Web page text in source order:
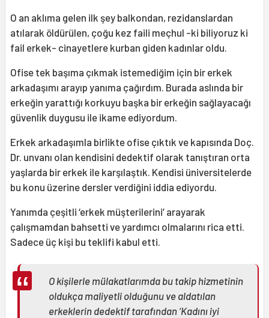
O an aklıma gelen ilk şey balkondan, rezidanslardan
atılarak öldürülen, çoğu kez faili meçhul -ki biliyoruz ki
fail erkek- cinayetlere kurban giden kadınlar oldu.
Ofise tek başıma çıkmak istemediğim için bir erkek
arkadaşımı arayıp yanıma çağırdım. Burada aslında bir
erkeğin yarattığı korkuyu başka bir erkeğin sağlayacağı
güvenlik duygusu ile ikame ediyordum.
Erkek arkadaşımla birlikte ofise çıktık ve kapısında Doç.
Dr. unvanı olan kendisini dedektif olarak tanıştıran orta
yaşlarda bir erkek ile karşılaştık. Kendisi üniversitelerde
bu konu üzerine dersler verdiğini iddia ediyordu.
Yanımda çeşitli ‘erkek müşterilerini’ arayarak
çalışmamdan bahsetti ve yardımcı olmalarını rica etti.
Sadece üç kişi bu teklifi kabul etti.
O kişilerle mülakatlarımda bu takip hizmetinin
oldukça maliyetli olduğunu ve aldatılan
erkeklerin dedektif tarafından ‘Kadını iyi